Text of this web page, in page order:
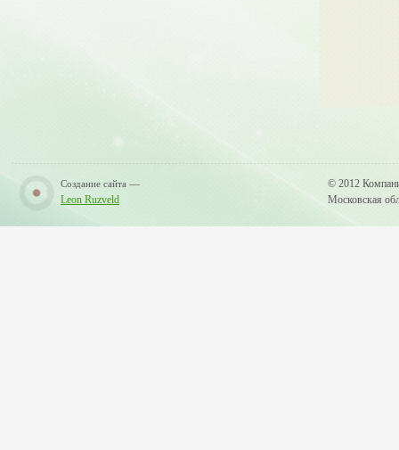
Создание сайта —
Leon Ruzveld
© 2012
Московская